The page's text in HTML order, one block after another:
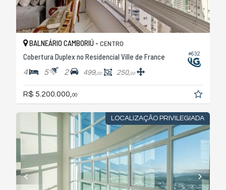
#632
BALNEÁRIO CAMBORIÚ - CENTRO
Cobertura Duplex no Residencial Ville de France
4 5 2 499,00 250,00
R$ 5.200.000, 00
LOCALIZAÇÃO PRIVILEGIADA